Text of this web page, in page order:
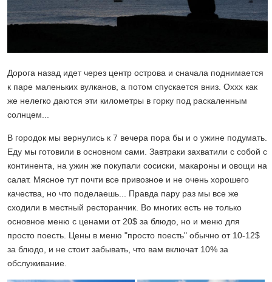
Дорога назад идет через центр острова и сначала поднимается
к паре маленьких вулканов, а потом спускается вниз. Оххх как
же нелегко даются эти километры в горку под раскаленным
солнцем...
В городок мы вернулись к 7 вечера пора бы и о ужине подумать.
Еду мы готовили в основном сами. Завтраки захватили с собой с
континента, на ужин же покупали сосиски, макароны и овощи на
салат. Мясное тут почти все привозное и не очень хорошего
качества, но что поделаешь... Правда пару раз мы все же
сходили в местный ресторанчик. Во многих есть не только
основное меню с ценами от 20$ за блюдо, но и меню для
просто поесть. Цены в меню "просто поесть" обычно от 10-12$
за блюдо, и не стоит забывать, что вам включат 10% за
обслуживание.